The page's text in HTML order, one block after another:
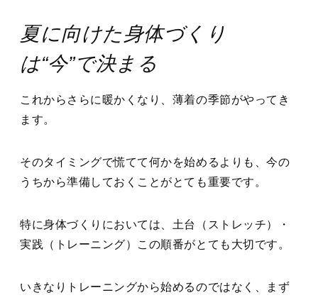
夏に向けた身体づくり
は“今”で決まる
これからさらに暖かくなり、薄着の季節がやってき
ます。
そのタイミングで慌てて何かを始めるよりも、今の
うちから準備しておくことがとても重要です。
特に身体づくりにおいては、土台（ストレッチ）・
実践（トレーニング）この順番がとても大切です。
いきなりトレーニングから始めるのではなく、まず